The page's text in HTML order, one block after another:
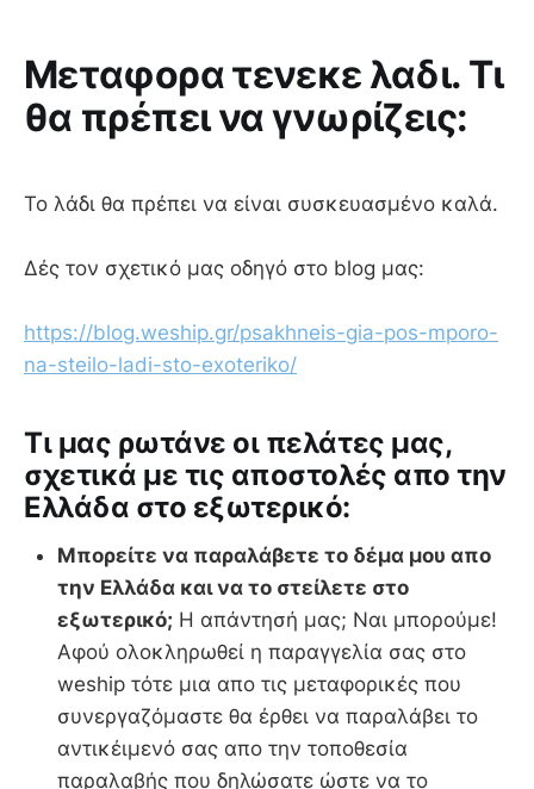
Μεταφορα τενεκε λαδι. Τι
θα πρέπει να γνωρίζεις:
Το λάδι θα πρέπει να είναι συσκευασμένο καλά.
Δές τον σχετικό μας οδηγό στο blog μας:
https://blog.weship.gr/psakhneis-gia-pos-mporo-
na-steilo-ladi-sto-exoteriko/
Tι μας ρωτάνε οι πελάτες μας,
σχετικά με τις αποστολές απο την
Ελλάδα στο εξωτερικό:
Μπορείτε να παραλάβετε το δέμα μου απο
την Ελλάδα και να το στείλετε στο
εξωτερικό; Η απάντησή μας; Ναι μπορούμε!
Αφού ολοκληρωθεί η παραγγελία σας στο
weship τότε μια απο τις μεταφορικές που
συνεργαζόμαστε θα έρθει να παραλάβει το
αντικέιμενό σας απο την τοποθεσία
παραλαβής που δηλώσατε ώστε να το